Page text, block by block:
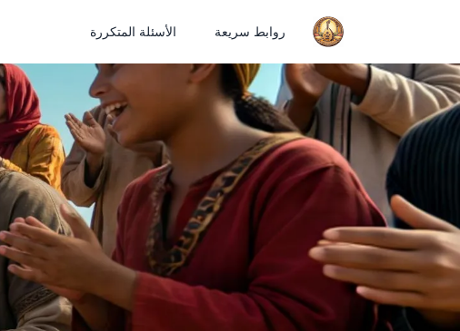
روابط سريعة الأسئلة المتكررة